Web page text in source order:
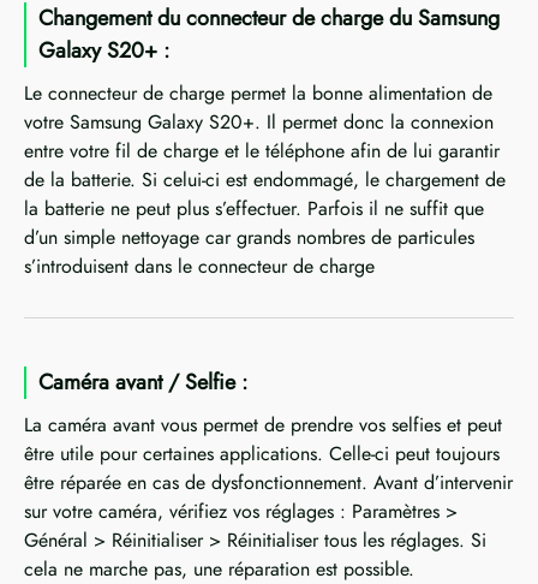
Changement du connecteur de charge du Samsung
Galaxy S20+ :
Le connecteur de charge permet la bonne alimentation de
votre Samsung Galaxy S20+. Il permet donc la connexion
entre votre fil de charge et le téléphone afin de lui garantir
de la batterie. Si celui-ci est endommagé, le chargement de
la batterie ne peut plus s’effectuer. Parfois il ne suffit que
d’un simple nettoyage car grands nombres de particules
s’introduisent dans le connecteur de charge
Caméra avant / Selfie :
La caméra avant vous permet de prendre vos selfies et peut
être utile pour certaines applications. Celle-ci peut toujours
être réparée en cas de dysfonctionnement. Avant d’intervenir
sur votre caméra, vérifiez vos réglages : Paramètres >
Général > Réinitialiser > Réinitialiser tous les réglages. Si
cela ne marche pas, une réparation est possible.